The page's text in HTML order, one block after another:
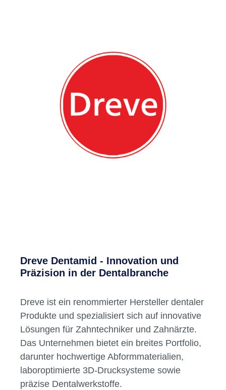
Dreve Dentamid - Innovation und
Präzision in der Dentalbranche
Dreve ist ein renommierter Hersteller dentaler
Produkte und spezialisiert sich auf innovative
Lösungen für Zahntechniker und Zahnärzte.
Das Unternehmen bietet ein breites Portfolio,
darunter hochwertige Abformmaterialien,
laboroptimierte 3D-Drucksysteme sowie
präzise Dentalwerkstoffe.